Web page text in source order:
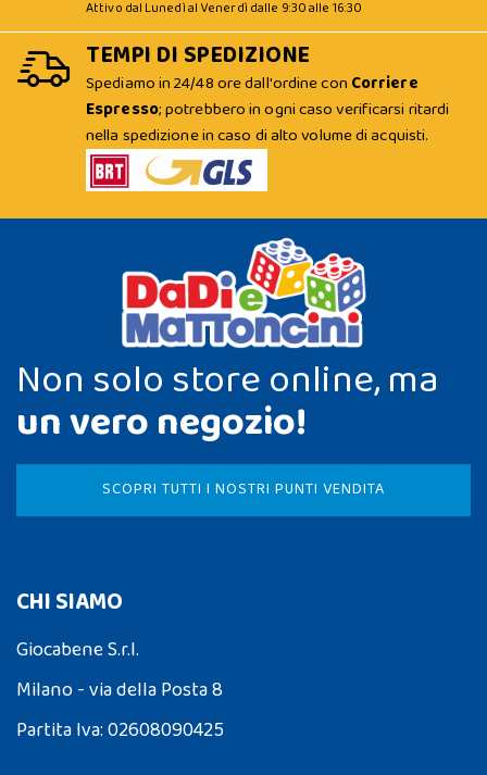
Attivo dal Lunedì al Venerdì dalle 9:30 alle 16:30
TEMPI DI SPEDIZIONE
Spediamo in 24/48 ore dall'ordine con Corriere
Espresso; potrebbero in ogni caso verificarsi ritardi
nella spedizione in caso di alto volume di acquisti.
Non solo store online, ma
un vero negozio!
SCOPRI TUTTI I NOSTRI PUNTI VENDITA
CHI SIAMO
Giocabene S.r.l.
Milano - via della Posta 8
Partita Iva: 02608090425